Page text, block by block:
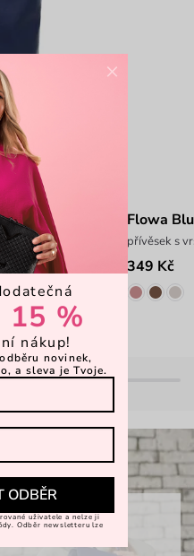
Flowa
přívěsek s
349 Kč
×
15 %
nákup!
novinek,
a sleva je Tvoje.
ODBĚR
uživatele a nelze ji
Odběr newsletteru lze